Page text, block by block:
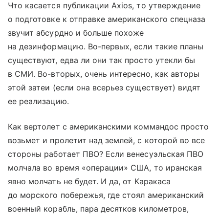
Что касается публикации Axios, то утверждение
о подготовке к отправке американского спецназа
звучит абсурдно и больше похоже
на дезинформацию. Во-первых, если такие планы
существуют, едва ли они так просто утекли бы
в СМИ. Во-вторых, очень интересно, как авторы
этой затеи (если она всерьез существует) видят
ее реализацию.
Как вертолет с американскими коммандос просто
возьмет и пролетит над землей, с которой во все
стороны работает ПВО? Если венесуэльская ПВО
молчала во время «операции» США, то иранская
явно молчать не будет. И да, от Каракаса
до морского побережья, где стоял американский
военный корабль, пара десятков километров,